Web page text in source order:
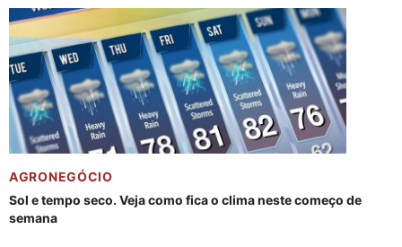
AGRONEGÓCIO
Sol e tempo seco. Veja como fica o clima neste começo de
semana